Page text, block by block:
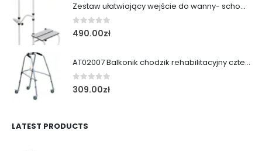
Zestaw ułatwiający wejście do wanny- schodek z poręczą
0out of 5
490.00zł
AT02007 Balkonik chodzik rehabilitacyjny cztery koła obrotowe i kulka
0out of 5
309.00zł
LATEST PRODUCTS